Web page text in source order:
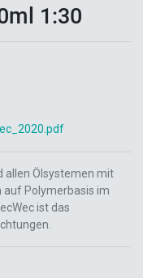
1:30
allen Ölsystemen mit
auf Polymerbasis im
ist das